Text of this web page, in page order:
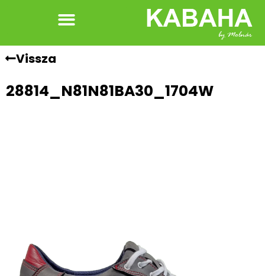
Vissza
28814_N81N81BA30_1704W